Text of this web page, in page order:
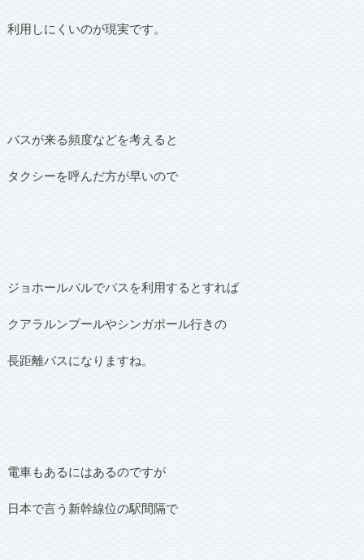
利用しにくいのが現実です。
バスが来る頻度などを考えると
タクシーを呼んだ方が早いので
ジョホールバルでバスを利用するとすれば
クアラルンプールやシンガポール行きの
長距離バスになりますね。
電車もあるにはあるのですが
日本で言う新幹線位の駅間隔で